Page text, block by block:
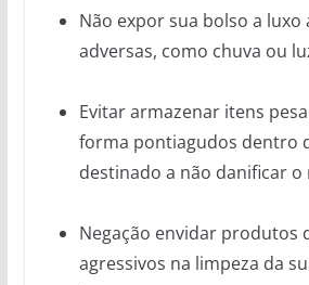
Não expor sua bolso a luxo
adversas, como chuva ou
Evitar armazenar itens
forma pontiagudos dentro
destinado a não danificar o
Negação envidar produtos
agressivos na limpeza da